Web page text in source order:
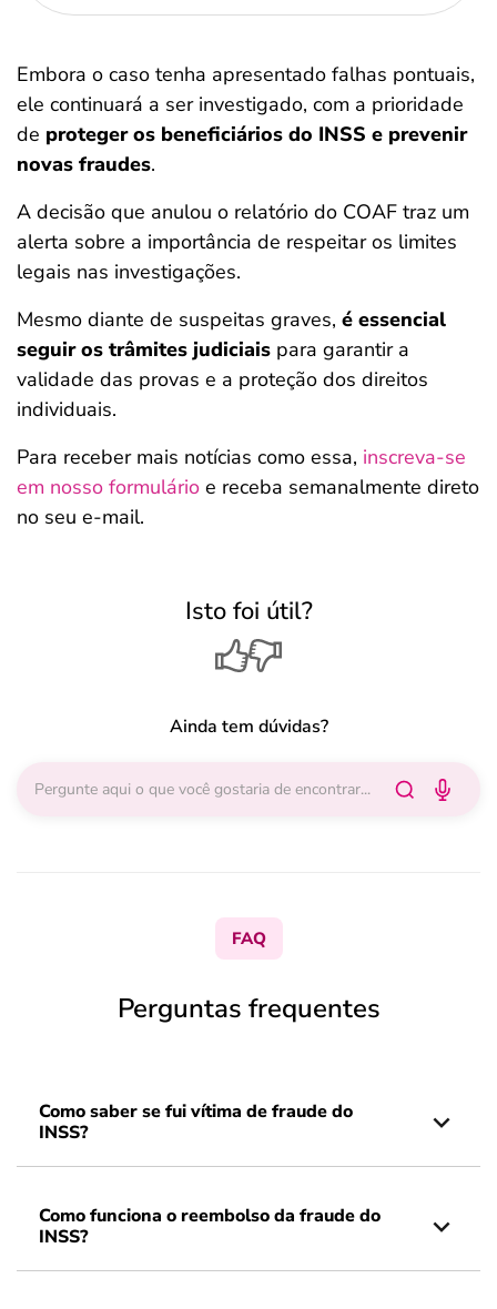
Embora o caso tenha apresentado falhas pontuais,
ele continuará a ser investigado, com a prioridade
de proteger os beneficiários do INSS e prevenir
novas fraudes.
A decisão que anulou o relatório do COAF traz um
alerta sobre a importância de respeitar os limites
legais nas investigações.
Mesmo diante de suspeitas graves, é essencial
seguir os trâmites judiciais para garantir a
validade das provas e a proteção dos direitos
individuais.
Para receber mais notícias como essa, inscreva-se
em nosso formulário e receba semanalmente direto
no seu e-mail.
Isto foi útil?
Ainda tem dúvidas?
FAQ
Perguntas frequentes
Como saber se fui vítima de fraude do
INSS?
Como funciona o reembolso da fraude do
INSS?